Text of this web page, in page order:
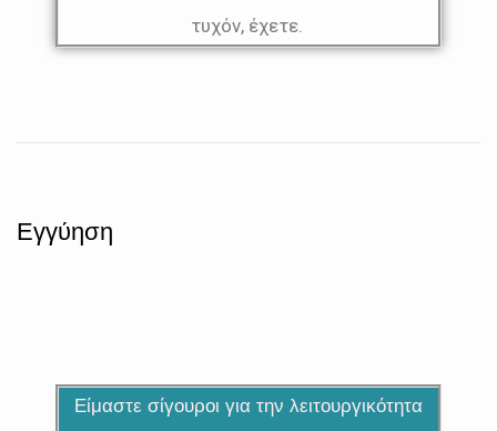
τυχόν, έχετε.
Εγγύηση
Είμαστε σίγουροι για την λειτουργικότητα